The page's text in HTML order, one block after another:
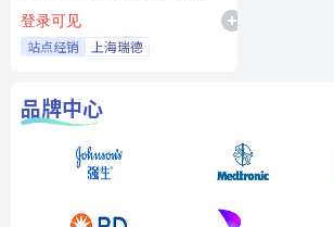
Incorporated
登录可见
站点经销 上海瑞德
品牌中心